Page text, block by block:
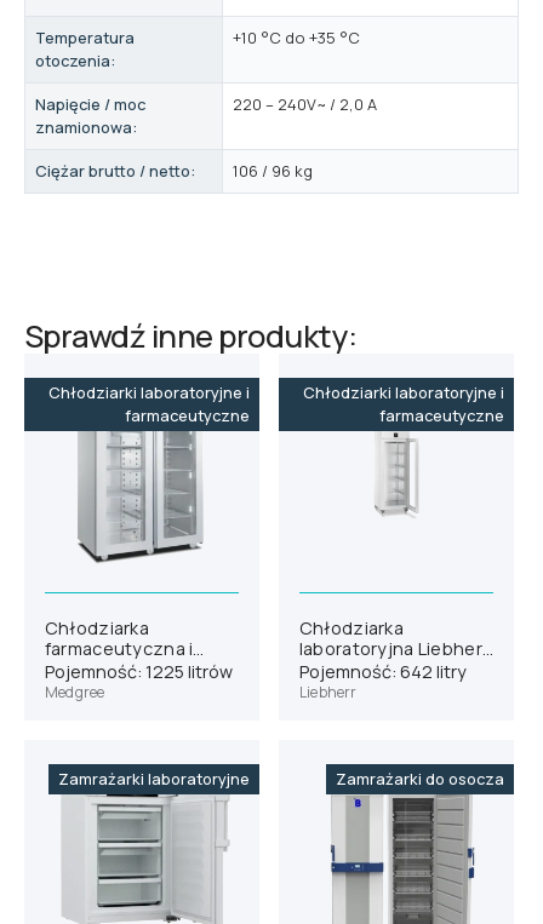
Temperatura
otoczenia:
+10 °C do +35 °C
Napięcie / moc
znamionowa:
220 – 240V~ / 2,0 A
Ciężar brutto / netto: 106 / 96 kg
Sprawdź inne produkty:
Chłodziarki laboratoryjne i
farmaceutyczne
Chłodziarka
farmaceutyczna i
laboratoryjna
Medgree MLRA 1400 G
Pojemność: 1225 litrów
Medgree
Chłodziarki laboratoryjne i
farmaceutyczne
Chłodziarka
laboratoryjna Liebherr
SRPvh 6511
Pojemność: 642 litry
Liebherr
Zamrażarki laboratoryjne Zamrażarki do osocza